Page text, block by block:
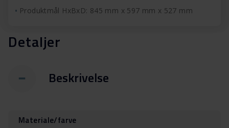
Produktmål HxBxD: 845 mm x 597 mm x 527 mm
Detaljer
Beskrivelse
Materiale/farve